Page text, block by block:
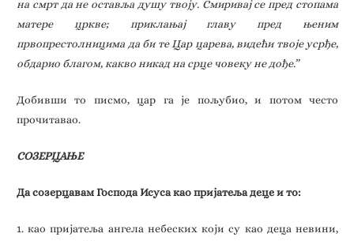
на смрт да не оставља душу твоју. Смиривај се пред стопама
матере цркве; приклањај главу пред њеним
првопрестолницима да би те Цар царева, видећи твоје усрђе,
обдарио благом, какво никад на срце човеку не дође.”
Добивши то писмо, цар га је пољубио, и потом често
прочитавао.
СОЗЕРЦАЊЕ
Да созерцавам Господа Исуса као пријатеља деце и то:
1. као пријатеља ангела небеских који су као деца невини,